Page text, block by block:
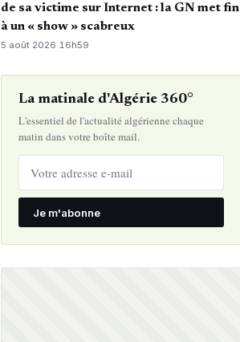
de sa victime sur Internet : la GN met fin
à un « show » scabreux
5 août 2026· 16h59
La matinale d'Algérie 360°
L'essentiel de l'actualité algérienne chaque
matin dans votre boîte mail.
Je m'abonne